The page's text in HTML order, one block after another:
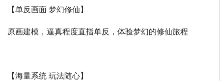
【单反画面 梦幻修仙】
原画建模，逼真程度直指单反，体验梦幻的修仙旅程
【海量系统 玩法随心】